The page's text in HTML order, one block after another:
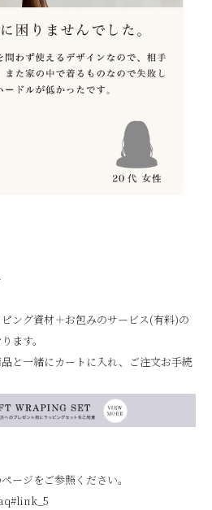
ング資材＋お包みのサービス(有料)の
ます。
と一緒にカートに入れ、ご注文お手続
ージをご参照ください。